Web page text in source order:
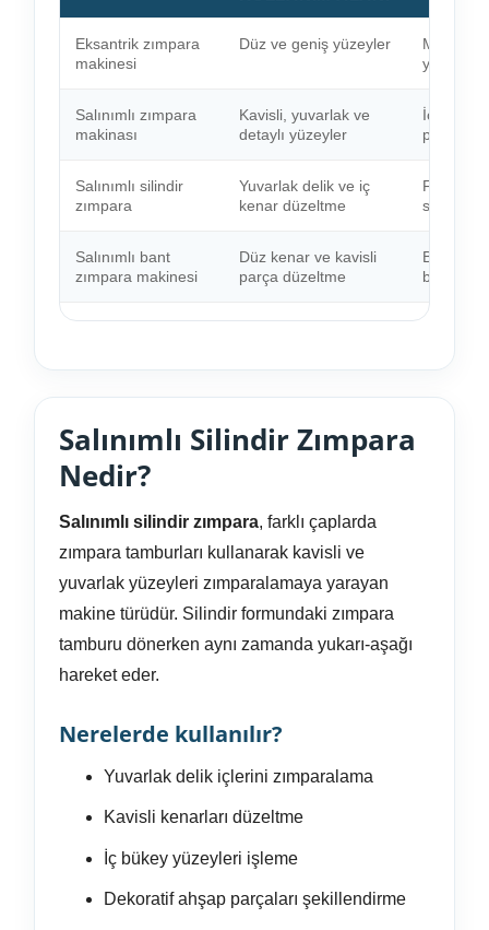
Eksantrik zımpara
makinesi
Düz ve geniş yüzeyler
Masa,
yüzey
Salınımlı zımpara
makinası
Kavisli, yuvarlak ve
detaylı yüzeyler
İç bükey
Salınımlı silindir
zımpara
Yuvarlak delik ve iç
kenar düzeltme
Farklı
sunar.
Salınımlı bant
zımpara makinesi
Düz kenar ve kavisli
parça düzeltme
Bant
birleştirir.
Salınımlı Silindir Zımpara
Nedir?
Salınımlı silindir zımpara, farklı çaplarda
zımpara tamburları kullanarak kavisli ve
yuvarlak yüzeyleri zımparalamaya yarayan
makine türüdür. Silindir formundaki zımpara
tamburu dönerken aynı zamanda yukarı-aşağı
hareket eder.
Nerelerde kullanılır?
Yuvarlak delik içlerini zımparalama
Kavisli kenarları düzeltme
İç bükey yüzeyleri işleme
Dekoratif ahşap parçaları şekillendirme